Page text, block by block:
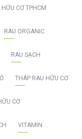
HỮU CƠ TPHCM
RAU ORGANIC
RAU SẠCH
THÁP RAU HỮU CƠ
CƠ
VITAMIN